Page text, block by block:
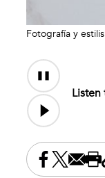
Fotografía y
Audio
Content
Listen
Share this
Share this
Share